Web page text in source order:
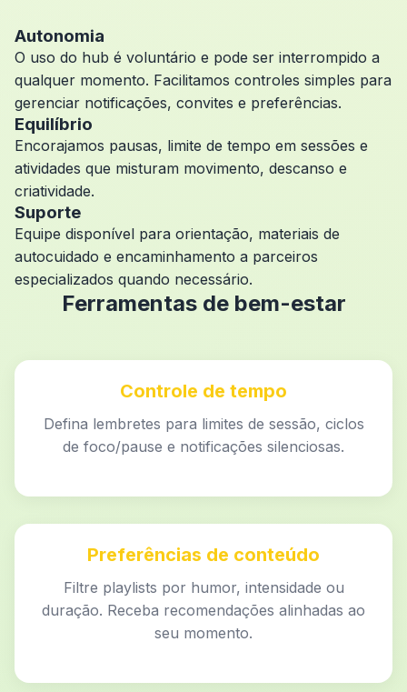
Autonomia
O uso do hub é voluntário e pode ser interrompido a
qualquer momento. Facilitamos controles simples para
gerenciar notificações, convites e preferências.
Equilíbrio
Encorajamos pausas, limite de tempo em sessões e
atividades que misturam movimento, descanso e
criatividade.
Suporte
Equipe disponível para orientação, materiais de
autocuidado e encaminhamento a parceiros
especializados quando necessário.
Ferramentas de bem-estar
Controle de tempo
Defina lembretes para limites de sessão, ciclos
de foco/pause e notificações silenciosas.
Preferências de conteúdo
Filtre playlists por humor, intensidade ou
duração. Receba recomendações alinhadas ao
seu momento.